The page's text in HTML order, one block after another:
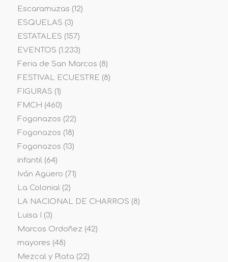
Escaramuzas (12)
ESQUELAS (3)
ESTATALES (157)
EVENTOS (1.233)
Feria de San Marcos (8)
FESTIVAL ECUESTRE (8)
FIGURAS (1)
FMCH (460)
Fogonazos (22)
Fogonazos (18)
Fogonazos (13)
infantil(64)
Iván Agüero (71)
La Colonial(2)
LA NACIONAL DE CHARROS (8)
Luisa I
(3)
Marcos Ordoñez (42)
mayores (48)
Mezcal y Plata (22)